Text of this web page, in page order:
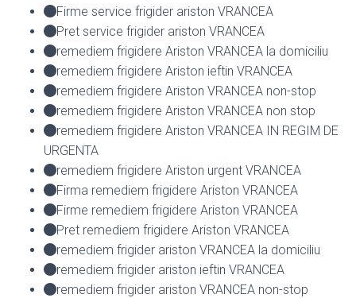
Firme service frigider ariston VRANCEA
Pret service frigider ariston VRANCEA
remediem frigidere Ariston VRANCEA la domiciliu
remediem frigidere Ariston ieftin VRANCEA
remediem frigidere Ariston VRANCEA non-stop
remediem frigidere Ariston VRANCEA non stop
remediem frigidere Ariston VRANCEA IN REGIM DE
URGENTA
remediem frigidere Ariston urgent VRANCEA
Firma remediem frigidere Ariston VRANCEA
Firme remediem frigidere Ariston VRANCEA
Pret remediem frigidere Ariston VRANCEA
remediem frigider ariston VRANCEA la domiciliu
remediem frigider ariston ieftin VRANCEA
remediem frigider ariston VRANCEA non-stop